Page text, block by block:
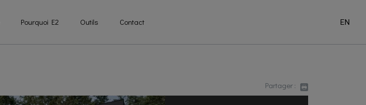
Pourquoi E2 Outils Contact EN
Partager :